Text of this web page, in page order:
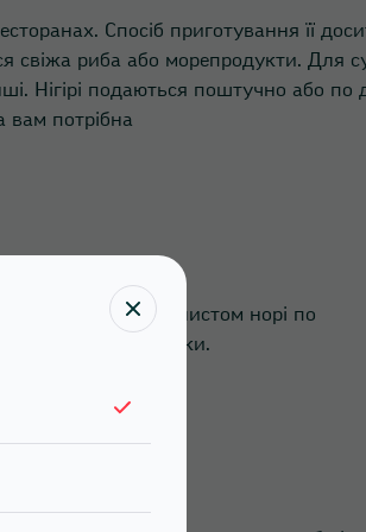
Спосіб приготування її
свіжа риба або морепродукти. Для
Нігірі подаються поштучно або по
вам потрібна
огортають його листом норі по
інші смачні начинки.